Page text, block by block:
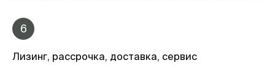
6
Лизинг, рассрочка, доставка, сервис